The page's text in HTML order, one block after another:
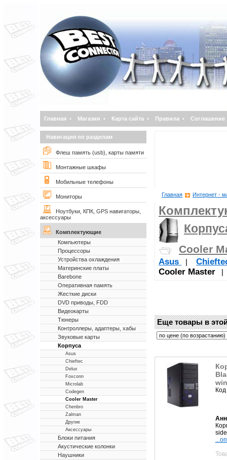
Главная • Магазин • Карта сайта • Правила • Соглашение
Навигация по разделам
Флеш память (usb), карты памяти
Монтажные шкафы
Мобильные телефоны
Мониторы
Ноутбуки, КПК, GPS навигаторы,
аксессуары
Комплектующие
Компьютеры
Процессоры
Устройства охлаждения
Материнские платы
Barebone
Оперативная память
Жесткие диски
DVD приводы, FDD
Видеокарты
Тюнеры
Контроллеры, адаптеры, хабы
Звуковые карты
Корпуса
Asus
Chieftec
Delux
Foxconn
Microlab
Codegen
Cooler Master
Chenbro
Zalman
Другие
Аксессуары
Блоки питания
Акустические колонки
Наушники
Главная Интернет -
Cooler
Asus |
Cooler Master
Еще товары в